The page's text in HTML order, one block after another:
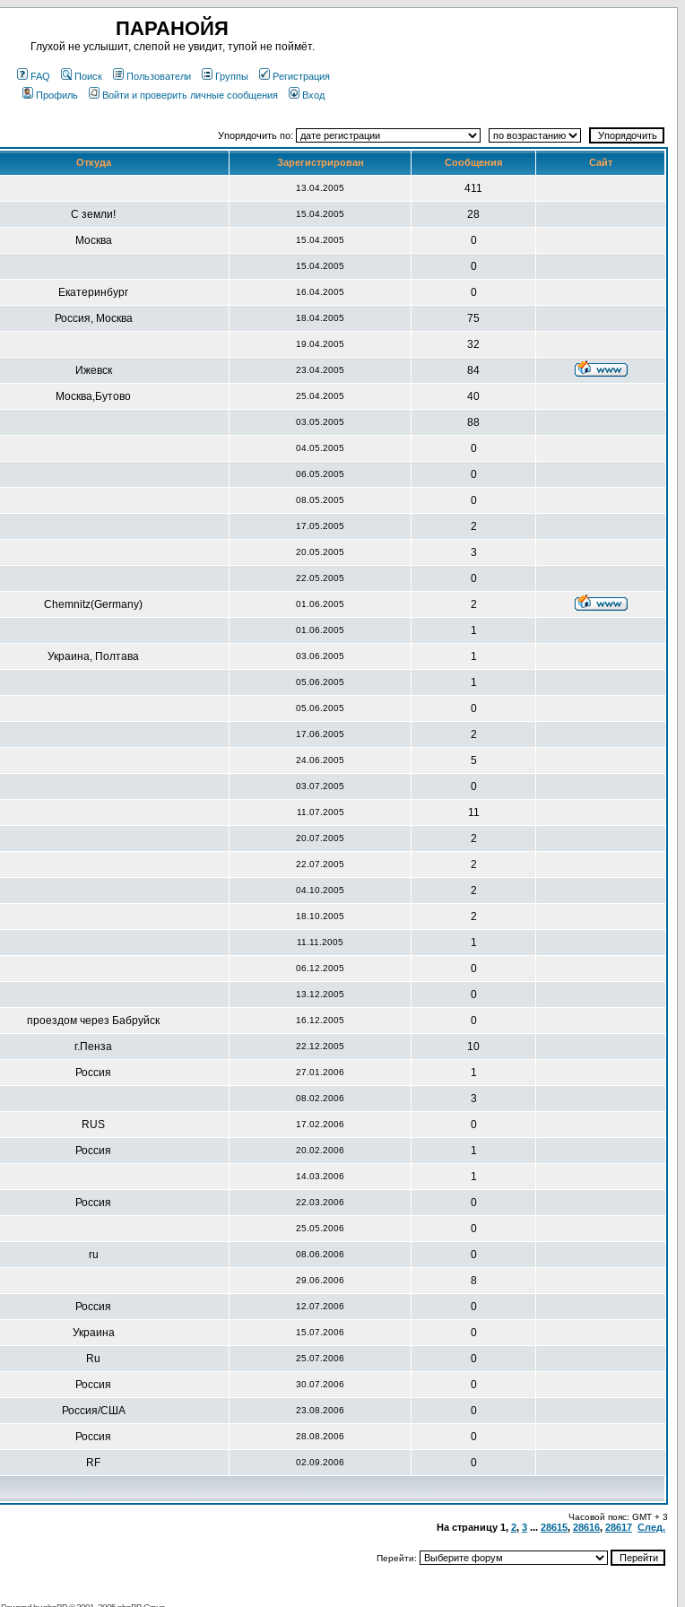
ПАРАНОЙЯ
Глухой не услышит, слепой не увидит, тупой не поймёт.
FAQ Поиск Пользователи Группы
Регистрация
Профиль
Войти и проверить личные сообщения Вход
Упорядочить по:
Откуда Зарегистрирован Сообщения Сайт
13.04.2005 411
С земли! 15.04.2005 28
Москва 15.04.2005 0
15.04.2005 0
Екатеринбург 16.04.2005 0
Россия, Москва 18.04.2005 75
19.04.2005 32
Ижевск 23.04.2005 84
Москва,Бутово 25.04.2005 40
03.05.2005 88
04.05.2005 0
06.05.2005 0
08.05.2005 0
17.05.2005 2
20.05.2005 3
22.05.2005 0
Chemnitz(Germany) 01.06.2005 2
01.06.2005 1
Украина, Полтава 03.06.2005 1
05.06.2005 1
05.06.2005 0
17.06.2005 2
24.06.2005 5
03.07.2005 0
11.07.2005 11
20.07.2005 2
22.07.2005 2
04.10.2005 2
18.10.2005 2
11.11.2005 1
06.12.2005 0
13.12.2005 0
проездом через Бабруйск 16.12.2005 0
г.Пенза 22.12.2005 10
Россия 27.01.2006 1
08.02.2006 3
RUS 17.02.2006 0
Россия 20.02.2006 1
14.03.2006 1
Россия 22.03.2006 0
25.05.2006 0
ru 08.06.2006 0
29.06.2006 8
Россия 12.07.2006 0
Украина 15.07.2006 0
Ru 25.07.2006 0
Россия 30.07.2006 0
Россия/США 23.08.2006 0
Россия 28.08.2006 0
RF 02.09.2006 0
Часовой пояс: GMT + 3
На страницу 1, 2, 3 ... 28615, 28616, 28617 След.
Перейти: